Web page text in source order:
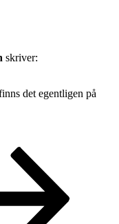
skriver:
det egentligen på